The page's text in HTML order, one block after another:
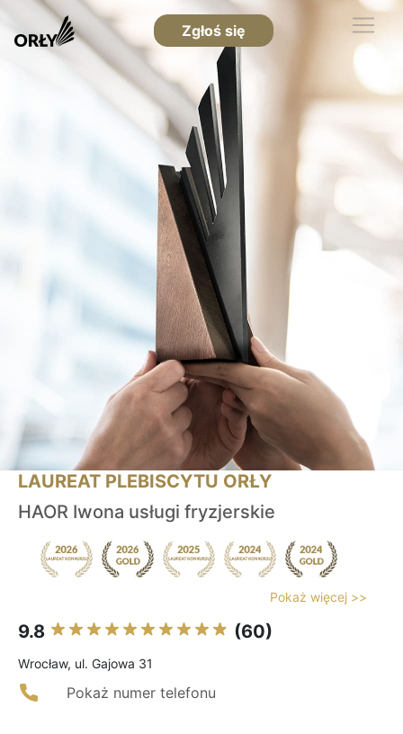
Zgłoś się
LAUREAT PLEBISCYTU ORŁY
HAOR Iwona usługi fryzjerskie
Pokaż więcej >>
9.8 (60)
Wrocław, ul. Gajowa 31
Pokaż numer telefonu